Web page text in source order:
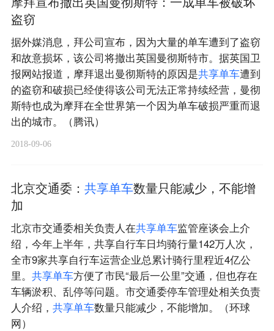
盗窃
据外媒消息，拜公司宣布，因为大量的单车遭到了盗窃
和故意损坏，该公司将撤出英国曼彻斯特市。据英国卫
报网站报道，摩拜退出曼彻斯特的原因是共享单车遭到
的盗窃和破损已经使得该公司无法正常持续经营，曼彻
斯特也成为摩拜在全世界第一个因为单车破损严重而退
出的城市。（腾讯）
2018-09-06
北京交通委： 共享单车数量只能减少，不能增
加
北京市交通委相关负责人在共享单车监管座谈会上介
绍，今年上半年，共享自行车日均骑行量142万人次，
全市9家共享自行车运营企业总累计骑行里程近4亿公
里。 共享单车方便了市民“最后一公里”交通，但也存在
车辆淤积、乱停等问题。市交通委停车管理处相关负责
人介绍， 共享单车数量只能减少，不能增加。（环球
网）